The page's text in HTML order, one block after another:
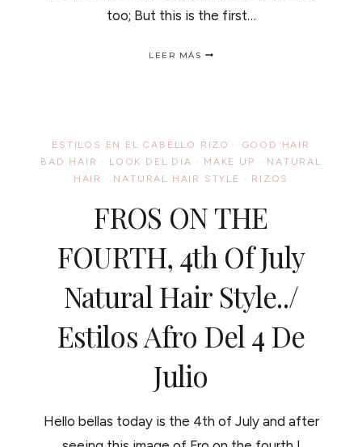
too; But this is the first…
LEER MÁS
RESEÑA
Y
CONCURSO
LOS
PRODUCTOS
U
ORGANICS
ESTILOS EN EL CABELLO RIZO ·
GOOD HAIR
BAD HAIR · LOOK DEL DIA · MAKE UP · NATURAL
HAIR
· NATURAL HAIR STYLE · RIZOS
FROS ON THE
FOURTH, 4th Of July
Natural Hair Style../
Estilos Afro Del 4 De
Julio
Hello bellas today is the 4th of July and after